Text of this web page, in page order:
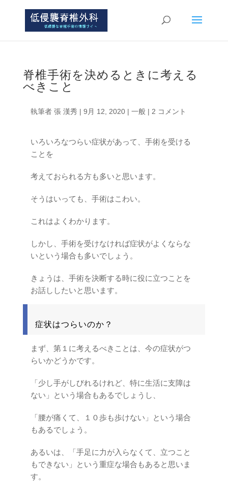
脊椎手術を決めるときに考える
べきこと
執筆者 張 漢秀 | 9月 12, 2020| 一般| 2 コメント
いろいろなつらい症状があって、手術を受ける
ことを
考えておられる方も多いと思います。
そうはいっても、手術はこわい。
これはよくわかります。
しかし、手術を受けなければ症状がよくならな
いという場合も多いでしょう。
きょうは、手術を決断する時に役に立つことを
お話ししたいと思います。
症状はつらいのか？
まず、第１に考えるべきことは、今の症状がつ
らいかどうかです。
「少し手がしびれるけれど、特に生活に支障は
ない」という場合もあるでしょうし、
「腰が痛くて、１０歩も歩けない」という場合
もあるでしょう。
あるいは、「手足に力が入らなくて、立つこと
もできない」という重症な場合もあると思いま
す。